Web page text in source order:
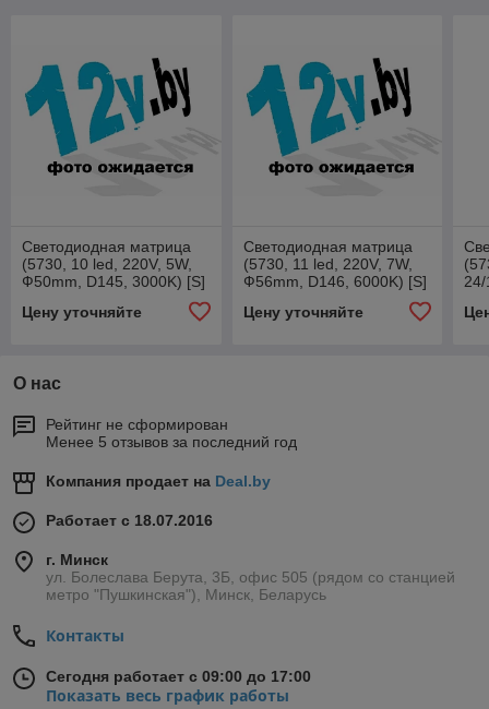
Светодиодная матрица
(5730, 10 led, 220V, 5W,
Ф50mm, D145, 3000K) [S]
Цену уточняйте
Светодиодная матрица
(5730, 11 led, 220V, 7W,
Ф56mm, D146, 6000K) [S]
Цену уточняйте
О нас
Рейтинг не сформирован
Менее 5 отзывов за последний год
Компания продает на Deal.by
Работает с 18.07.2016
г. Минск
ул. Болеслава Берута, 3Б, офис 505 (рядом со станцией
метро "Пушкинская"), Минск, Беларусь
Контакты
Сегодня работает с 09:00 до 17:00
Показать весь график работы